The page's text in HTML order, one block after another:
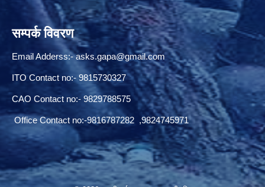
सम्पर्क विवरण
Email Adderss:-asks.gapa@gmail.com
ITO Contact no:- 9815730327
CAO Contact no:- 9829788575
Office Contact no:-9816787282 ,9824745971